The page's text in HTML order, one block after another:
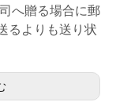
へ贈る場合に郵
るよりも送り状